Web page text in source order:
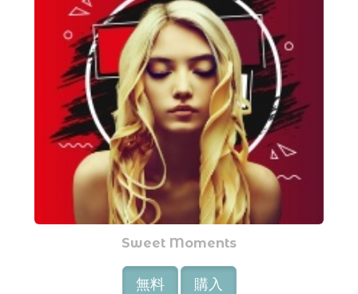
Sweet Moments
無料 購入